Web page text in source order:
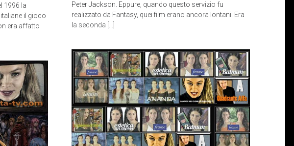
Peter Jackson. Eppure, quando questo servizio fu
realizzato da Fantasy, quei film erano ancora lontani. Era
la seconda […]
1996 la
il gioco
era affatto